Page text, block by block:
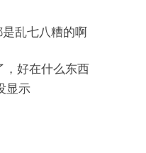
乱七八糟的啊
好在什么东西
显示